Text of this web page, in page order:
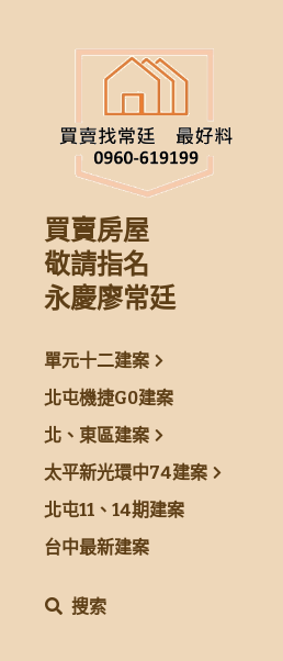
買賣房屋
敬請指名
永慶廖常廷
單元十二建案
北屯機捷G0建案
北、東區建案
太平新光環中74建案
北屯11、14期建案
台中最新建案
搜索